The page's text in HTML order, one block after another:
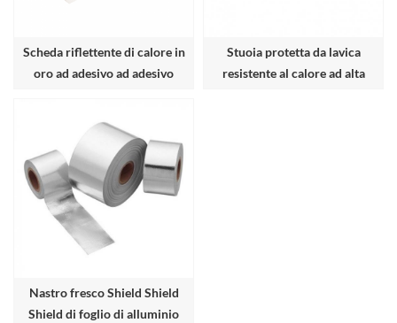
Scheda riflettente di calore in
oro ad adesivo ad adesivo
Stuoia protetta da lavica
resistente al calore ad alta
Nastro fresco Shield Shield
Shield di foglio di alluminio